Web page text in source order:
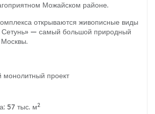
Можайском районе.
открываются живописные виды
Сетунь» — самый большой природный
Москвы.
монолитный проект
57 тыс. м2